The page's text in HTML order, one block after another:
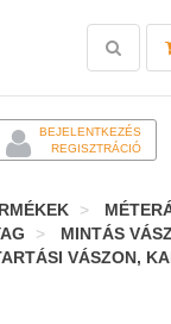
Toggle
search
BEJELENTKEZÉS
REGISZTRÁCIÓ
MINTÁS
VÁSZON,